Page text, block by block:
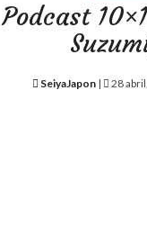
Podcast
SeiyaJapon| 28